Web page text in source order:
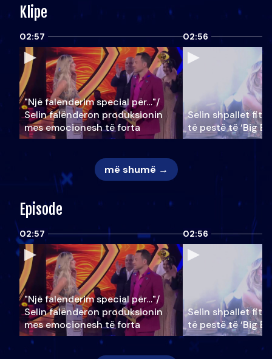
Klipe
02:57
"Një falenderim special për…"/
Selin falënderon produksionin
mes emocionesh të forta
02:56
Selin shpallet
të pestë të ‘Big
më shumë →
Episode
02:57
"Një falenderim special për…"/
Selin falënderon produksionin
mes emocionesh të forta
02:56
Selin shpallet
të pestë të ‘Big